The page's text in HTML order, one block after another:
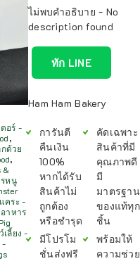
อร์ -
,
ด้วย
,
&
หนู
คระ -
อาหาร
เลี้ยง -
-
ไม่พบคำอธิบาย - No
description found
ทัก LINE
Ham Ham Bakery
การันตี
คืนเงิน
100%
หากได้รับ
สินค้าไม่
ถูกต้อง
หรือชำรุด
มีโปรโม
ชั่นส่งฟรี
คัดเฉพาะ
สินค้าที่มี
คุณภาพดี
มี
มาตรฐาน
ของแท้ทุก
ชิ้น
พร้อมให้
ความช่วย